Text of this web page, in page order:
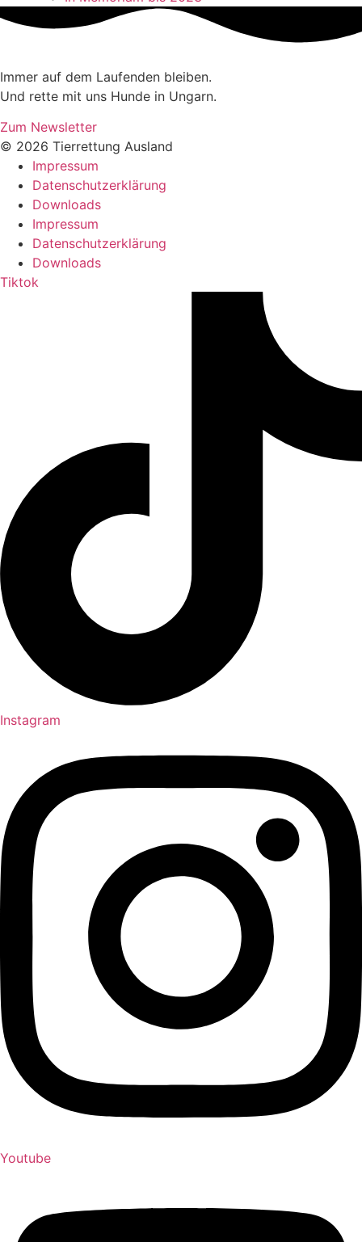
Immer auf dem Laufenden bleiben.
Und rette mit uns Hunde in Ungarn.
Zum Newsletter
© 2026 Tierrettung Ausland
Impressum
Datenschutzerklärung
Downloads
Impressum
Datenschutzerklärung
Downloads
Tiktok
Instagram
Youtube